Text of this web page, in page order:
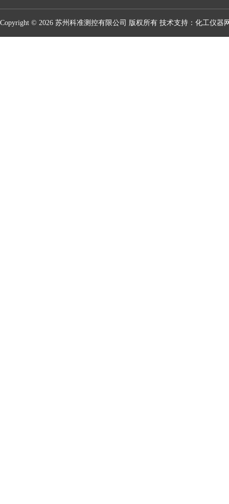
Copyright © 2026 苏州科准测控有限公司 版权所有 技术支持： 化工仪器